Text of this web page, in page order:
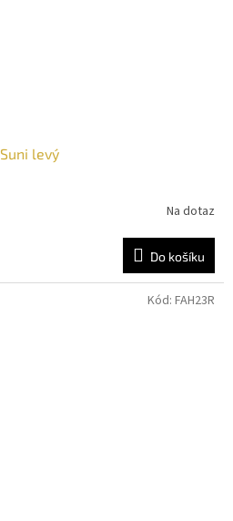
Suni levý
Na dotaz
Do košíku
Kód: FAH23R